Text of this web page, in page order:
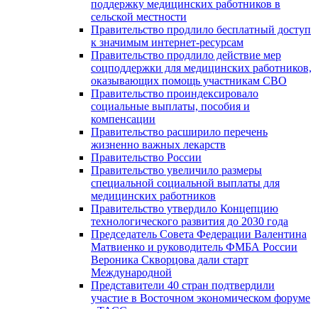
поддержку медицинских работников в
сельской местности
Правительство продлило бесплатный доступ
к значимым интернет-ресурсам
Правительство продлило действие мер
соцподдержки для медицинских работников,
оказывающих помощь участникам СВО
Правительство проиндексировало
социальные выплаты, пособия и
компенсации
Правительство расширило перечень
жизненно важных лекарств
Правительство России
Правительство увеличило размеры
специальной социальной выплаты для
медицинских работников
Правительство утвердило Концепцию
технологического развития до 2030 года
Председатель Совета Федерации Валентина
Матвиенко и руководитель ФМБА России
Вероника Скворцова дали старт
Международной
Представители 40 стран подтвердили
участие в Восточном экономическом форуме